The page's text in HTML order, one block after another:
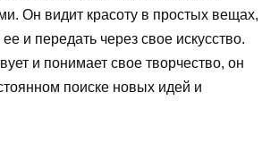
Он видит красоту в простых вещах,
и передать через свое искусство.
и понимает свое творчество, он
поиске новых идей и